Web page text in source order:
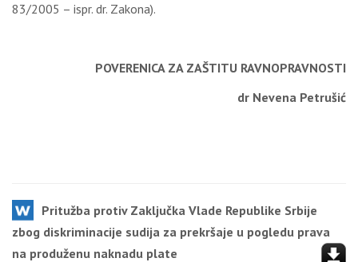
83/2005 – ispr. dr. Zakona).
POVERENICA ZA ZAŠTITU RAVNOPRAVNOSTI
dr Nevena Petrušić
Pritužba protiv Zaključka Vlade Republike Srbije
zbog diskriminacije sudija za prekršaje u pogledu prava
na produženu naknadu plate